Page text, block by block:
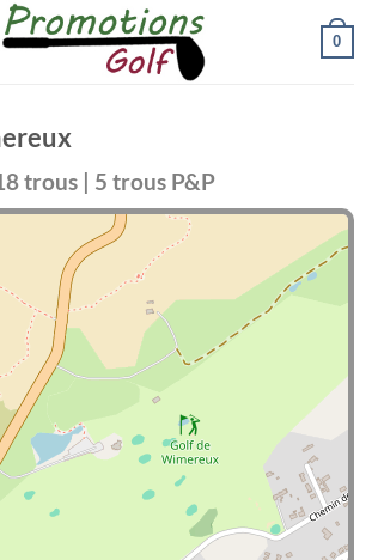
0
trous | 5 trous P&P